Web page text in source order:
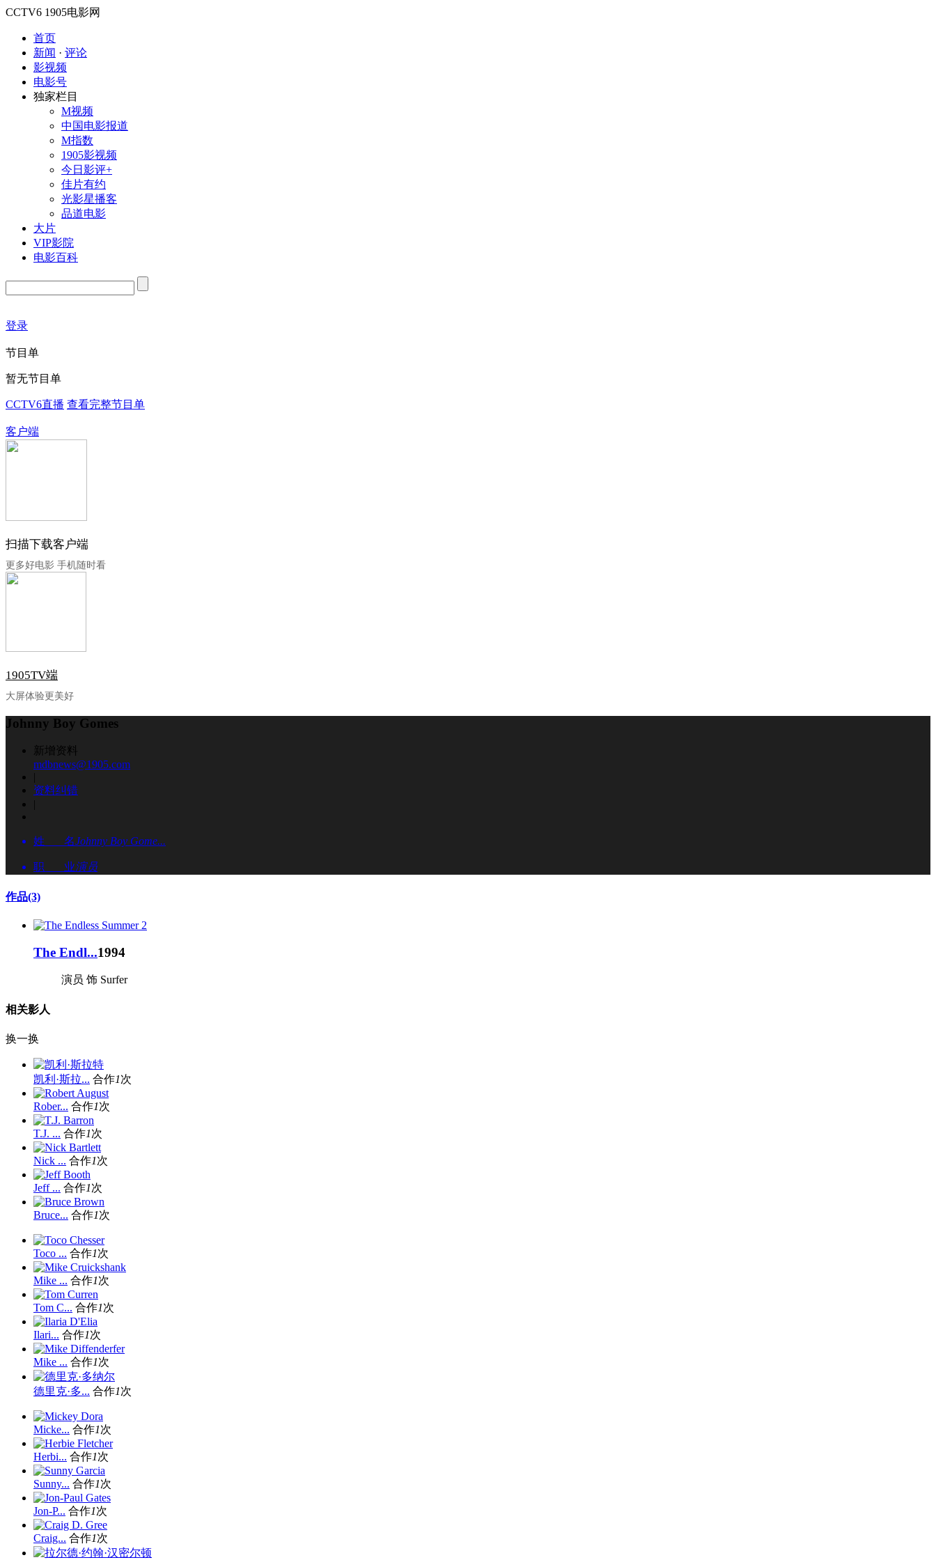
CCTV6 1905电影网
首页
新闻 · 评论
影视频
电影号
独家栏目
M视频
中国电影报道
M指数
1905影视频
今日影评+
佳片有约
光影星播客
品道电影
大片
VIP影院
电影百科
登录
节目单
暂无节目单
CCTV6直播 查看完整节目单
客户端
扫描下载客户端
更多好电影 手机随时看
1905TV端
大屏体验更美好
Johnny Boy Gomes
新增资料
mdbnews@1905.com
|
资料纠错
|
姓 名Johnny Boy Gome...
职 业演员
作品(3)
The Endl...1994
演员 饰 Surfer
相关影人
换一换
凯利·斯拉... 合作1次
Rober... 合作1次
T.J. ... 合作1次
Nick ... 合作1次
Jeff ... 合作1次
Bruce... 合作1次
Toco ... 合作1次
Mike ... 合作1次
Tom C... 合作1次
Ilari... 合作1次
Mike ... 合作1次
德里克·多... 合作1次
Micke... 合作1次
Herbi... 合作1次
Sunny... 合作1次
Jon-P... 合作1次
Craig... 合作1次